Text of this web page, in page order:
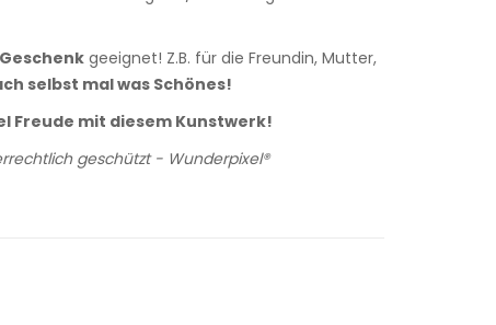
Geschenk geeignet! Z.B. für die Freundin, Mutter,
selbst mal was Schönes!
Freude mit diesem Kunstwerk!
geschützt - Wunderpixel®